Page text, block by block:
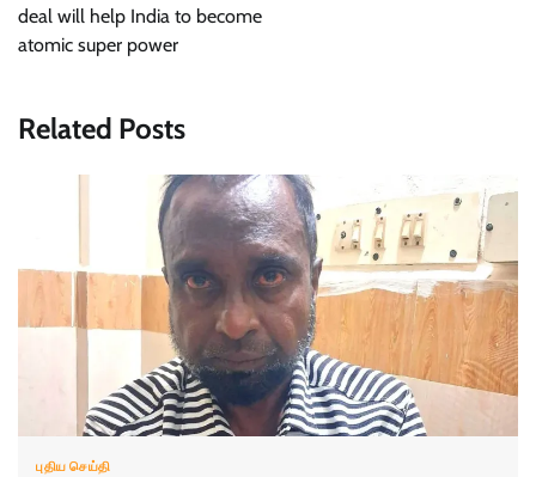
deal will help India to become
atomic super power
Related Posts
புதிய செய்தி